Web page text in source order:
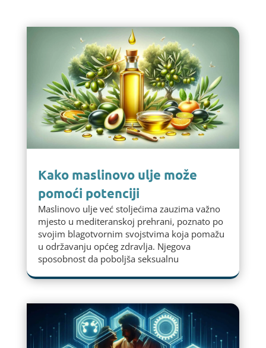
Kako maslinovo ulje može
pomoći potenciji
Maslinovo ulje već stoljećima zauzima važno
mjesto u mediteranskoj prehrani, poznato po
svojim blagotvornim svojstvima koja pomažu
u održavanju općeg zdravlja. Njegova
sposobnost da poboljša seksualnu